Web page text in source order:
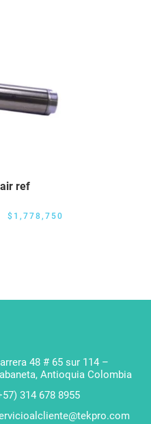
air ref
$1,778,750
48 # 65 sur 114 –
Antioquia Colombia
314 678 8955